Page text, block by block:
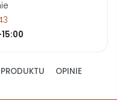
OPINIE